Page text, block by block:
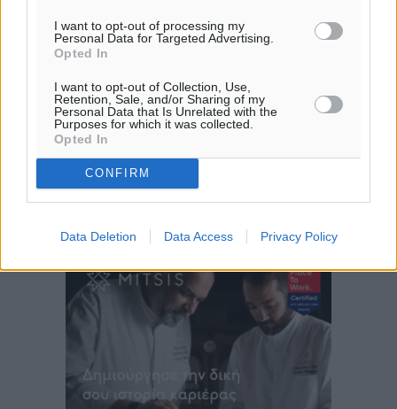
I want to opt-out of processing my
Personal Data for Targeted Advertising.
Opted In
I want to opt-out of Collection, Use,
Retention, Sale, and/or Sharing of my
Personal Data that Is Unrelated with the
Purposes for which it was collected.
Opted In
CONFIRM
Data Deletion Data Access Privacy Policy